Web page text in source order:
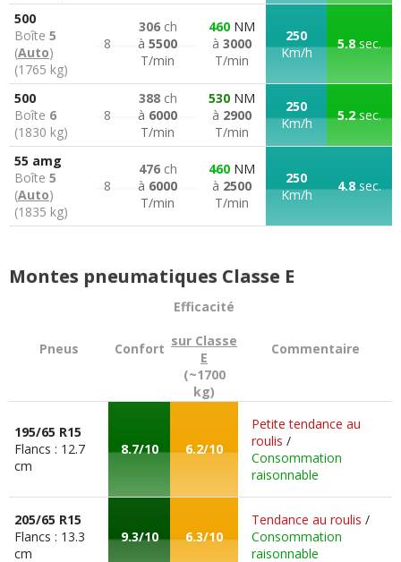
500
Boîte 5
(Auto)
(1765 kg)
8
306ch
à 5500
T/min
460NM
à 3000
T/min
250
Km/h
5.8sec.
500
Boîte 6
(1830 kg)
8
388ch
à 6000
T/min
530NM
à 2900
T/min
250
Km/h
5.2sec.
55 amg
Boîte 5
(Auto)
(1835 kg)
8
476ch
à 6000
T/min
460NM
à 2500
T/min
250
Km/h
4.8sec.
Montes pneumatiques Classe E
Pneus Confort
Efficacité
sur Classe
E
(~1700
kg)
Commentaire
195/65 R15
Flancs : 12.7
cm
8.7/10 6.2/10
Petite tendance au
roulis /
Consommation
raisonnable
205/65 R15
Flancs : 13.3
cm
9.3/10 6.3/10
Tendance au roulis /
Consommation
raisonnable